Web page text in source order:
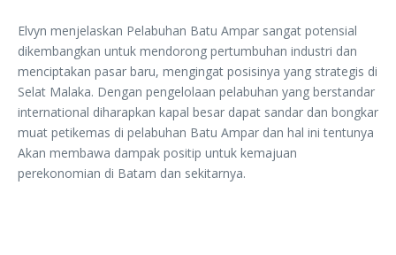
Elvyn menjelaskan Pelabuhan Batu Ampar sangat potensial
dikembangkan untuk mendorong pertumbuhan industri dan
menciptakan pasar baru, mengingat posisinya yang strategis di
Selat Malaka. Dengan pengelolaan pelabuhan yang berstandar
international diharapkan kapal besar dapat sandar dan bongkar
muat petikemas di pelabuhan Batu Ampar dan hal ini tentunya
Akan membawa dampak positip untuk kemajuan
perekonomian di Batam dan sekitarnya.